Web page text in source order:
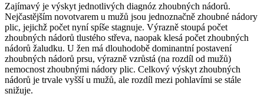
Zajímavý je výskyt jednotlivých diagnóz zhoubných nádorů.
Nejčastějším novotvarem u mužů jsou jednoznačně zhoubné nádory
plic, jejichž počet nyní spíše stagnuje. Výrazně stoupá počet
zhoubných nádorů tlustého střeva, naopak klesá počet zhoubných
nádorů žaludku. U žen má dlouhodobě dominantní postavení
zhoubných nádorů prsu, výrazně vzrůstá (na rozdíl od mužů)
nemocnost zhoubnými nádory plic. Celkový výskyt zhoubných
nádorů je trvale vyšší u mužů, ale rozdíl mezi pohlavími se stále
snižuje.